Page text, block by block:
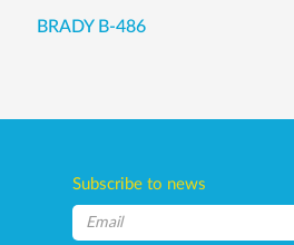
BRADY B-486
Subscribe to news